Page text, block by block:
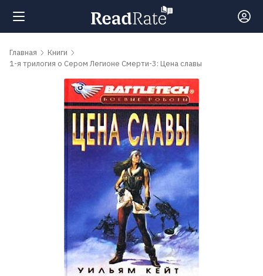
Поиск
Главная
Книги
1-я трилогия о Сером Легионе Смерти-3: Цена славы